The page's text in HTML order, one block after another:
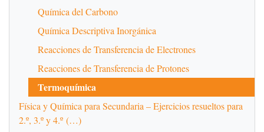
Química del Carbono
Química Descriptiva Inorgánica
Reacciones de Transferencia de Electrones
Reacciones de Transferencia de Protones
Termoquímica
Física y Química para Secundaria – Ejercicios resueltos para
2.º, 3.º y 4.º (…)